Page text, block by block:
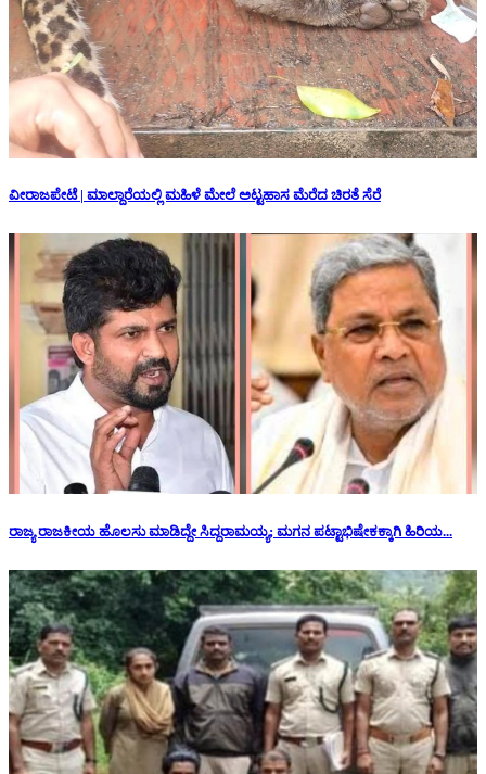
ವೀರಾಜಪೇಟೆ | ಮಾಲ್ದಾರೆಯಲ್ಲಿ ಮಹಿಳೆ ಮೇಲೆ ಅಟ್ಟಹಾಸ ಮೆರೆದ ಚಿರತೆ ಸೆರೆ
ರಾಜ್ಯ ರಾಜಕೀಯ ಹೊಲಸು ಮಾಡಿದ್ದೇ ಸಿದ್ದರಾಮಯ್ಯ; ಮಗನ ಪಟ್ಟಾಭಿಷೇಕಕ್ಕಾಗಿ ಹಿರಿಯ...